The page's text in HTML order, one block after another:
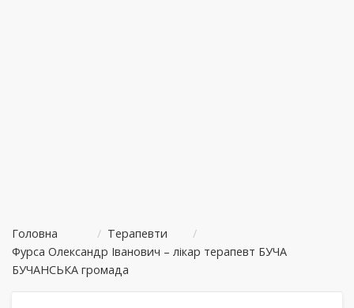
Головна / Терапевти
/
Фурса Олександр Іванович – лікар терапевт БУЧА
БУЧАНСЬКА громада